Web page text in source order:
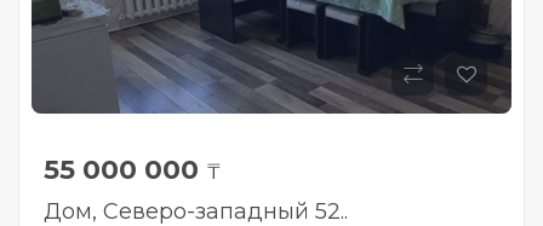
55 000 000 ₸
Дом, Северо-западный 52..